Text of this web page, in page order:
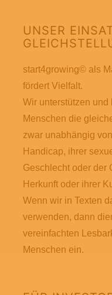
UNSER
start4growing© als
fördert Vielfalt.
Wir unterstützen und
Menschen die
zwar unabhängig
Handicap, ihrer
Geschlecht oder der
Herkunft oder ihrer
Wenn wir in Texten
verwenden, dann
vereinfachten
Menschen ein.